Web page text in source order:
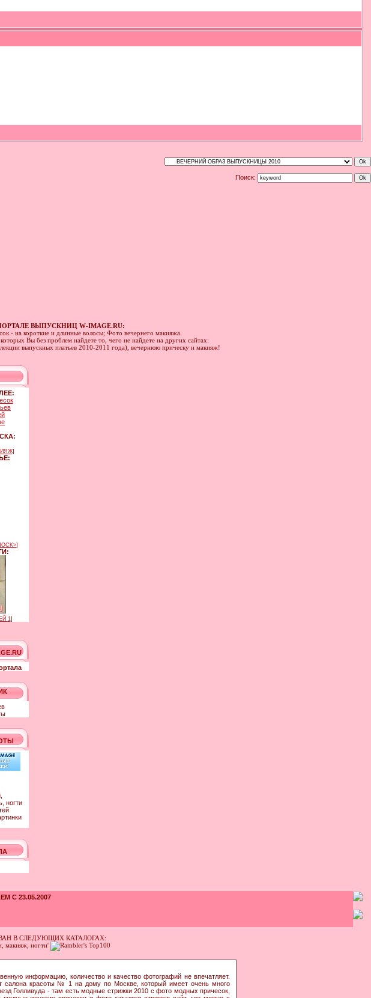
Поиск:
ВЫПУСКНИЦ W-IMAGE.RU:
- на короткие и длинные волосы; Фото вечернего макияжа.
Вы без проблем найдете то, чего не найдете на других сайтах:
выпускных платьев 2010-2011 года), вечернюю прическу и макияж!
]
]
1]
С 23.05.2007
В СЛЕДУЮЩИХ КАТАЛОГАХ:
информацию, количество и качество фотографий не впечатляет.
салона красоты № 1 на дому по Москве, который имеет очень много
Голливуда - там есть модные стрижки 2010 с фото модных причесок,